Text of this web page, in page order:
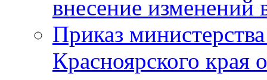
внесение изменений
Приказ
Красноярского